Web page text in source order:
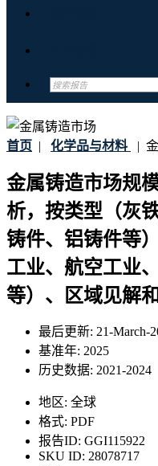
首页 | 化学品与材料 |
金属铸造市场规
析，按类型（灰
铸件、铝铸件等
工业、航空工业
等）、区域见解
最后更新: 21-March-
基准年: 2025
历史数据: 2021-2024
地区: 全球
格式: PDF
报告ID: GGI115922
SKU ID: 28078717